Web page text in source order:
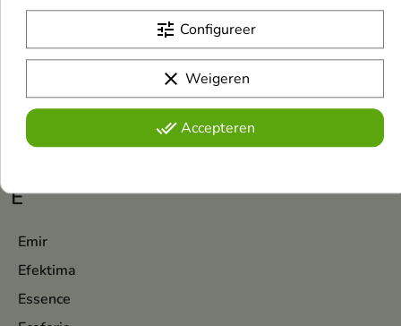
E
Emir
Efektima
Essence
Elie Saab Girl Of Now
Eau de Parfum voor
Eau de Parfum voor vrouwen
€ 36,80
tune Configureer
clear Weigeren
done_all Accepteren